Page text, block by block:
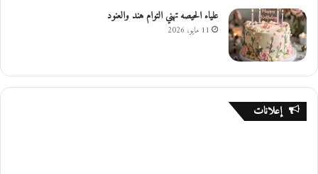
علياء الحيصه تهني التوام هند والعنود
11 مايو، 2026
إعلانات